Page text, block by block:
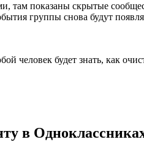
там показаны скрытые
группы снова будут
человек будет знать, как
в